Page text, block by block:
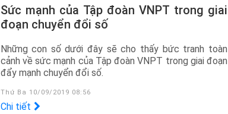
Sức mạnh của Tập đoàn VNPT trong giai
đoạn chuyển đổi số
Những con số dưới đây sẽ cho thấy bức tranh toàn
cảnh về sức mạnh của Tập đoàn VNPT trong giai đoạn
đẩy mạnh chuyển đổi số.
Thứ Ba 10/09/2019 08:56
Chi tiết